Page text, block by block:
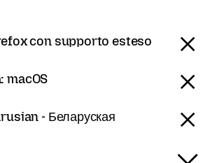
con supporto esteso
macOS
- Беларуская